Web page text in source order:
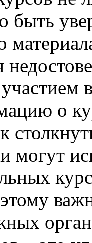
быть
о
могут